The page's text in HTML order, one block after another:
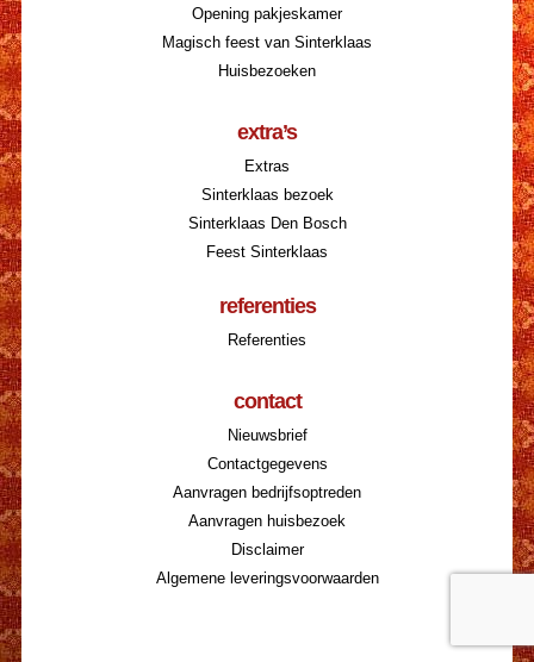
Opening pakjeskamer
Magisch feest van Sinterklaas
Huisbezoeken
extra’s
Extras
Sinterklaas bezoek
Sinterklaas Den Bosch
Feest Sinterklaas
referenties
Referenties
contact
Nieuwsbrief
Contactgegevens
Aanvragen bedrijfsoptreden
Aanvragen huisbezoek
Disclaimer
Algemene leveringsvoorwaarden